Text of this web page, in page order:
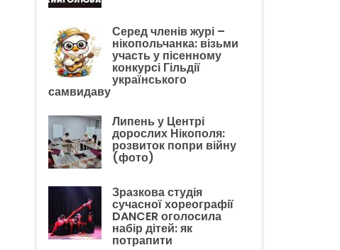
Серед членів журі –
нікопольчанка: візьми
участь у пісенному
конкурсі Гільдії
українського
самвидаву
Липень у Центрі
дорослих Нікополя:
розвиток попри війну
(фото)
Зразкова студія
сучасної хореографії
DANCER оголосила
набір дітей: як
потрапити